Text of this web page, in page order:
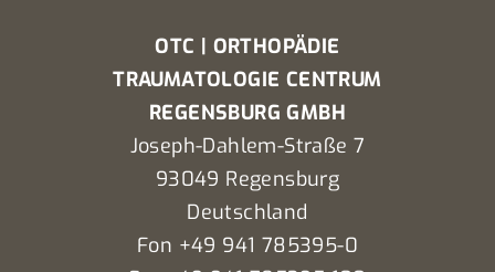
OTC | ORTHOPÄDIE
TRAUMATOLOGIE CENTRUM
REGENSBURG GMBH
Joseph-Dahlem-Straße 7
93049 Regensburg
Deutschland
Fon +49 941 785395-0